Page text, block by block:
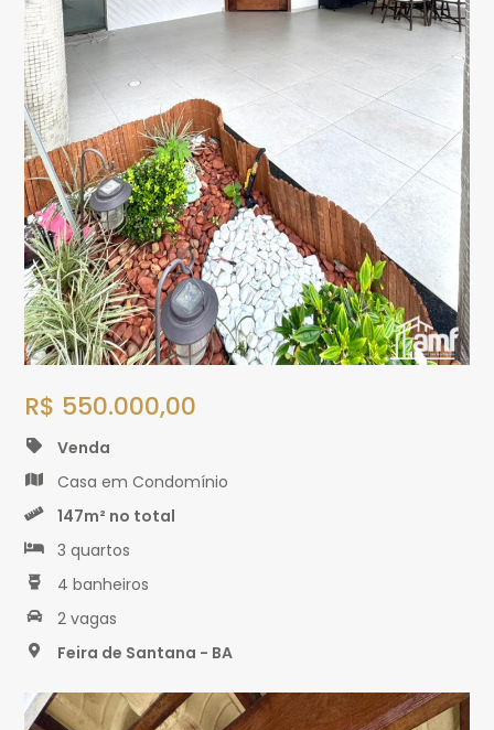
R$ 550.000,00
Venda
Casa em Condomínio
147m² no total
3 quartos
4 banheiros
2 vagas
Feira de Santana - BA